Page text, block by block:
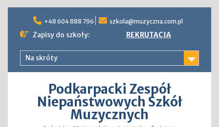
content
+48 604 888 796 szkola@muzyczna.com.pl
Zapisy do szkoły: REKRUTACJA
Na skróty
Podkarpacki Zespół
Niepaństwowych Szkół
Muzycznych